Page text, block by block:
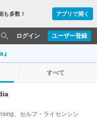
も多数！ アプリで開く
ユーザー登録
ログイン
すべて
、セルフ・ライセンシン